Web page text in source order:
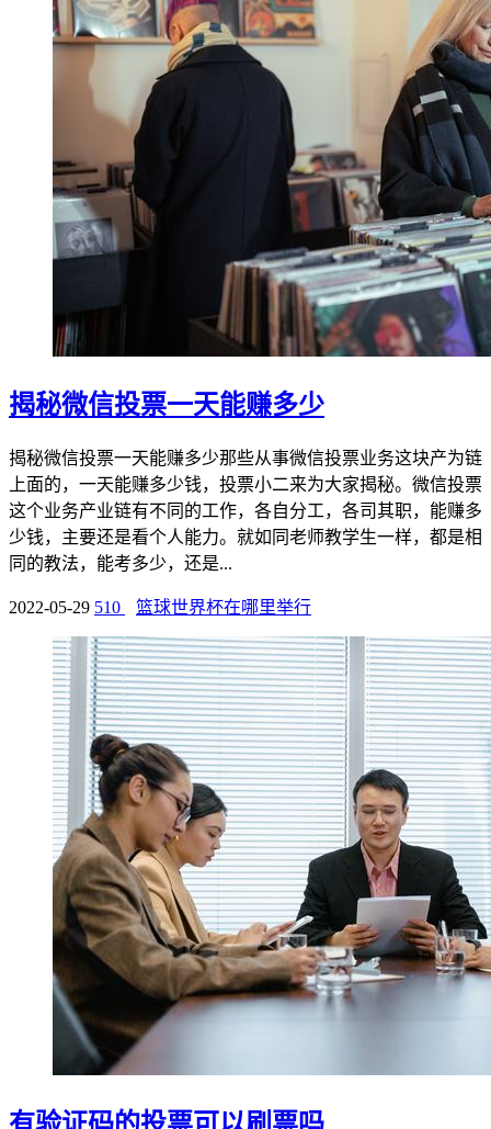
揭秘微信投票一天能赚多少
揭秘微信投票一天能赚多少那些从事微信投票业务这块产为链
上面的，一天能赚多少钱，投票小二来为大家揭秘。微信投票
这个业务产业链有不同的工作，各自分工，各司其职，能赚多
少钱，主要还是看个人能力。就如同老师教学生一样，都是相
同的教法，能考多少，还是...
2022-05-29 510 篮球世界杯在哪里举行